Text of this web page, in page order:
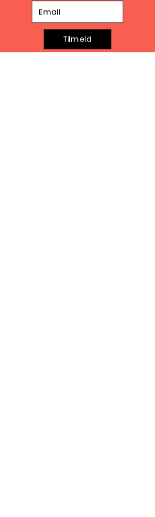
Seneste blogindlæg
E-mail adresse
Tilmeld